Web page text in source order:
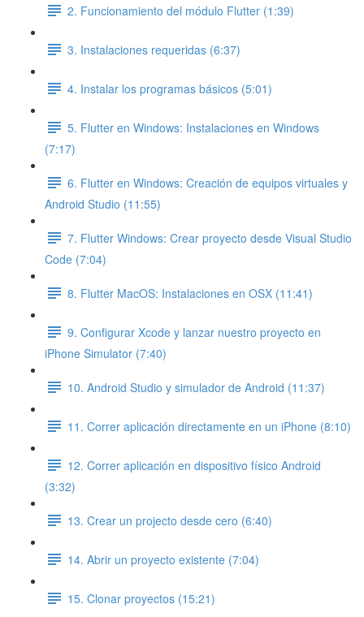
2. Funcionamiento del módulo Flutter (1:39)
3. Instalaciones requeridas (6:37)
4. Instalar los programas básicos (5:01)
5. Flutter en Windows: Instalaciones en Windows
(7:17)
6. Flutter en Windows: Creación de equipos virtuales y
Android Studio (11:55)
7. Flutter Windows: Crear proyecto desde Visual Studio
Code (7:04)
8. Flutter MacOS: Instalaciones en OSX (11:41)
9. Configurar Xcode y lanzar nuestro proyecto en
iPhone Simulator (7:40)
10. Android Studio y simulador de Android (11:37)
11. Correr aplicación directamente en un iPhone (8:10)
12. Correr aplicación en dispositivo físico Android
(3:32)
13. Crear un projecto desde cero (6:40)
14. Abrir un proyecto existente (7:04)
15. Clonar proyectos (15:21)